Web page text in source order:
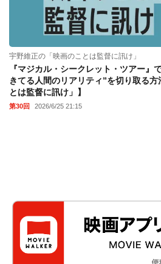
宇野維正の「映画のことは監督に訊け」
『マジカル・シークレット・ツアー』
きてる人間のリアリティ”を切り取る
とは監督に訊け」】
第30回 2026/6/25 21:15